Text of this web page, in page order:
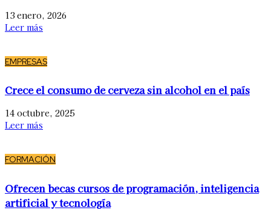
13 enero, 2026
Leer más
EMPRESAS
Crece el consumo de cerveza sin alcohol en el país
14 octubre, 2025
Leer más
FORMACIÓN
Ofrecen becas cursos de programación, inteligencia
artificial y tecnología